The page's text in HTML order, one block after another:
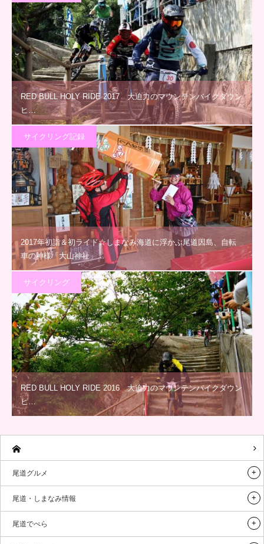
RED BULL HOLY RIDE 2017 大迫力のマウンテンバイクダウン
ヒ…
サイクリング記録
2017年初詣＆初ライド☆しまなみ海道に浮かぶ尾道因島、自転
車の神様「大山神社」…
サイクリング
RED BULL HOLY RIDE 2016 大迫力のマウンテンバイクダウン
ヒ…
尾道グルメ
尾道・しまなみ情報
尾道でべら